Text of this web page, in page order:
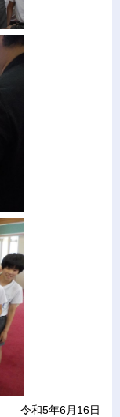
令和5年6月16日